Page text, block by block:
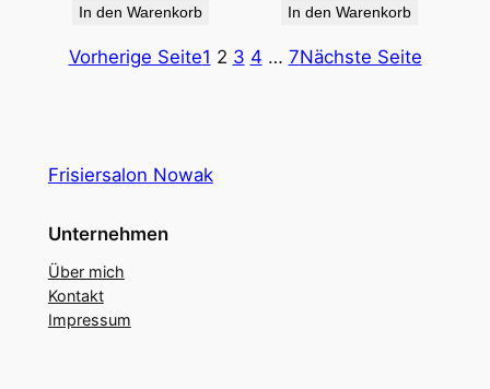
In den Warenkorb In den Warenkorb
Vorherige Seite1 2 3 4 … 7Nächste Seite
Frisiersalon Nowak
Unternehmen
Über mich
Kontakt
Impressum